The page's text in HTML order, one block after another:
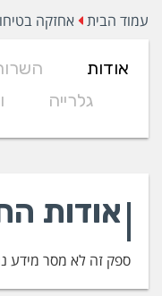
עמוד הבית אחזקה
אודות
גלרייה
אודות
ספק זה לא מסר מידע